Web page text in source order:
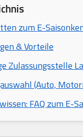
zum E-
& Vorteile
Zulassungsstelle
(Auto,
FAQ zum E-